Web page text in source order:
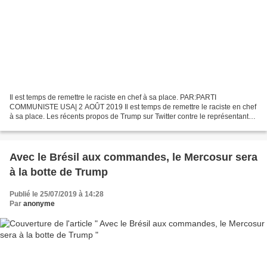
Il est temps de remettre le raciste en chef à sa place. PAR:PARTI
COMMUNISTE USA| 2 AOÛT 2019 Il est temps de remettre le raciste en chef
à sa place. Les récents propos de Trump sur Twitter contre le représentant
Avec le Brésil aux commandes, le Mercosur sera
à la botte de Trump
Publié le 25/07/2019 à 14:28
Par anonyme